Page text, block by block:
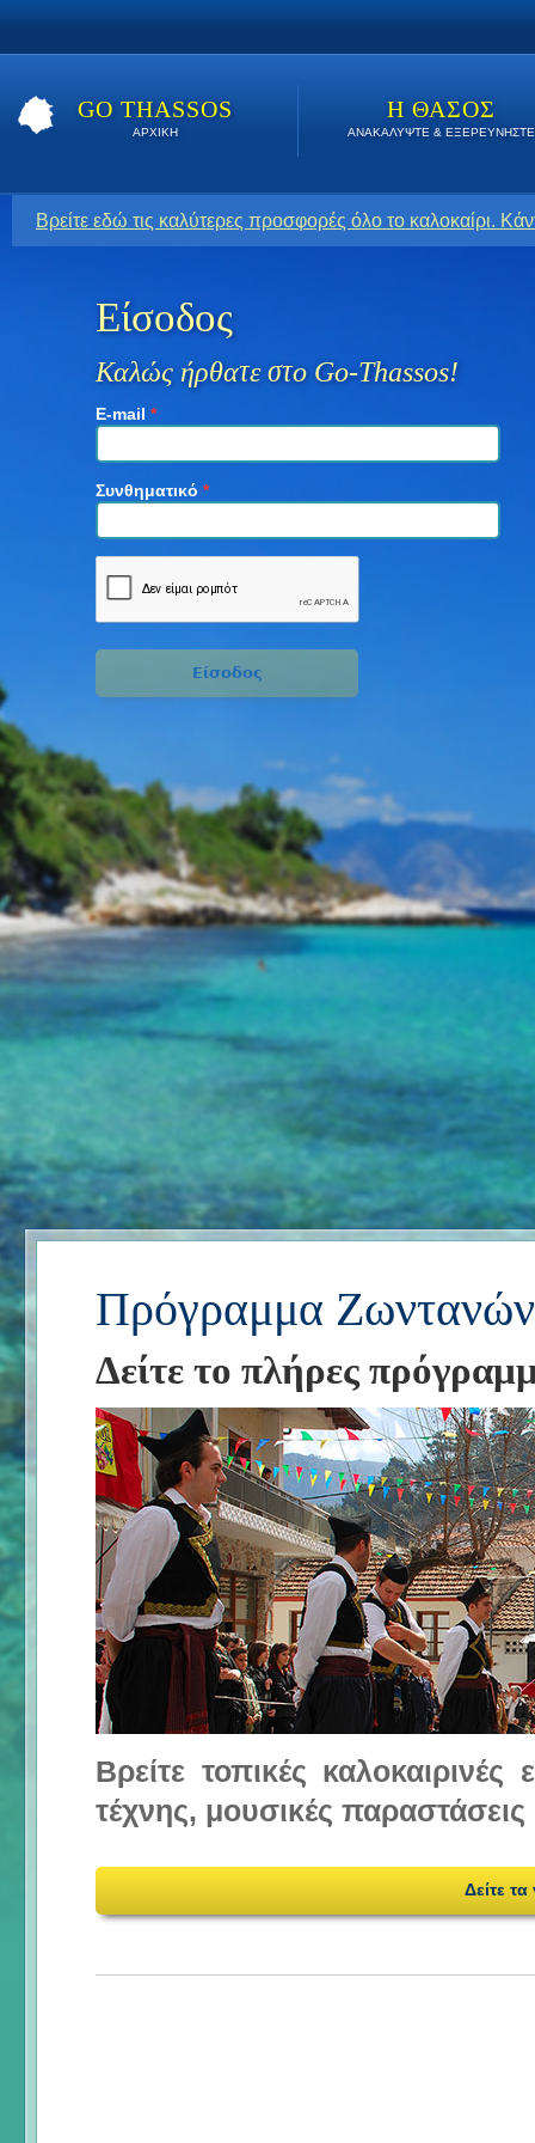
GO THASSOS
ΑΡΧΙΚΗ
Η ΘΑΣΟΣ
ΑΝΑΚΑΛΥΨΤΕ & ΕΞΕΡΕΥΝΗΣΤΕ
Βρείτε εδώ τις καλύτερες προσφορές όλο το καλοκαίρι.
Είσοδος
Καλώς ήρθατε στο Go-Thassos!
E-mail *
Συνθηματικό *
Πρόγραμμα
Δείτε το πλήρες
Βρείτε τοπικές
τέχνης, μουσικές
Δείτε